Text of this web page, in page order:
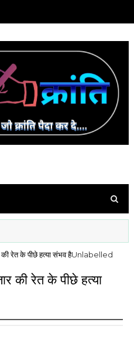
Unlabelled
की रेत के पीछे हत्या संभव है
की रेत के पीछे हत्या